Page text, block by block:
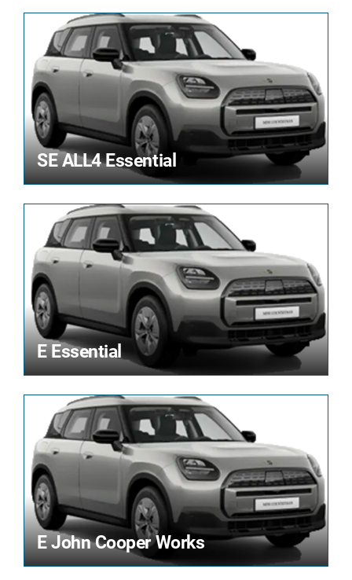
SE ALL4 Essential
E Essential
E John Cooper Works